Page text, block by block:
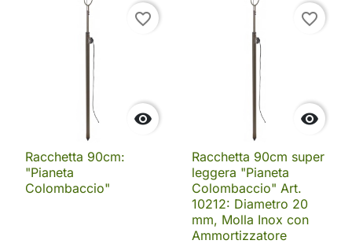

favorite_border
Racchetta 90cm:
"Pianeta
Colombaccio"

favorite_border
Racchetta 90cm super
leggera "Pianeta
Colombaccio" Art.
10212: Diametro 20
mm, Molla Inox con
Ammortizzatore